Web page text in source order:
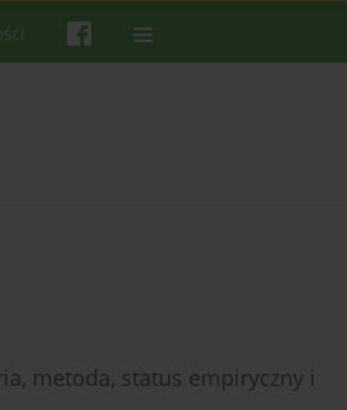
metoda, status empiryczny i